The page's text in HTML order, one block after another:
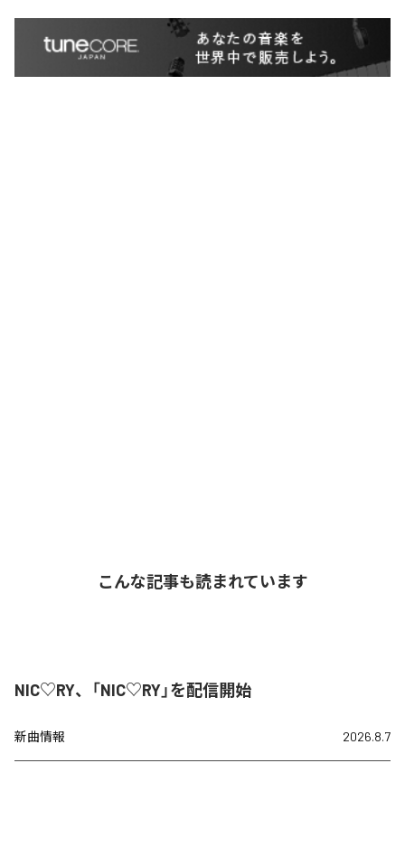
こんな記事も読まれています
NIC♡RY、「NIC♡RY」を配信開始
新曲情報 2026.8.7